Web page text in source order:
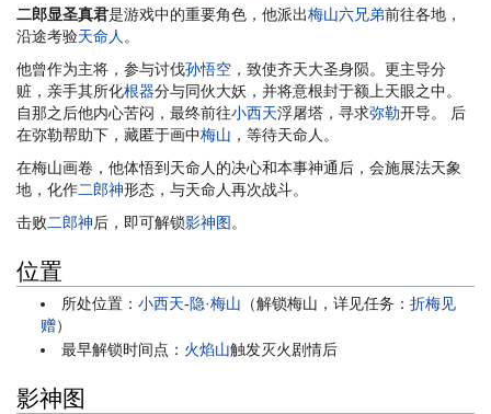
二郎显圣真君是游戏中的重要角色，他派出梅山六兄弟前往各地，
沿途考验天命人 。
他曾作为主将，参与讨伐孙悟空 ，致使齐天大圣身陨。更主导分
赃，亲手其所化根器分与同伙大妖，并将意根封于额上天眼之中。
自那之后他内心苦闷，最终前往小西天浮屠塔，寻求弥勒开导。 后
在弥勒帮助下，藏匿于画中梅山 ，等待天命人。
在梅山画卷，他体悟到天命人的决心和本事神通后，会施展法天象
地，化作二郎神形态，与天命人再次战斗。
击败二郎神后，即可解锁影神图 。
位置
所处位置：小西天-隐·梅山 （解锁梅山，详见任务：折梅见
赠）
最早解锁时间点： 火焰山触发灭火剧情后
影神图